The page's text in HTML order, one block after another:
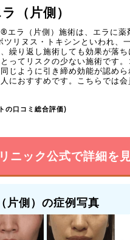
（片側）
エラ（片側）施術は、エラに
リヌス・トキシンといわれ、
繰り返し施術しても効果が落
ってリスクの少ない施術です
じように引き締め効能が認め
におすすめです。こちらでは
の口コミ総合評価)
ニック公式で詳細を
片側）の症例写真